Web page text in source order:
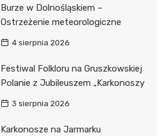
Burze w Dolnośląskiem –
Ostrzeżenie meteorologiczne
4 sierpnia 2026
Festiwal Folkloru na Gruszkowskiej
Polanie z Jubileuszem „Karkonoszy
3 sierpnia 2026
Karkonosze na Jarmarku